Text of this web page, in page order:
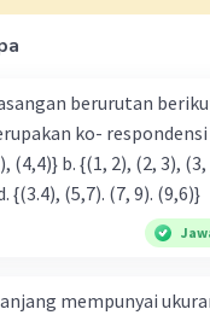
berurutan
satu-satu? a.
(4,5)} c. {(2,7).
(6,9). (8,7)} d. {(3.4), (5,7). (7, 9). (9,6)}
mempunyai